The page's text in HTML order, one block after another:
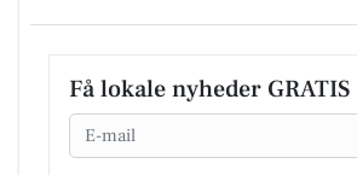
Få lokale nyheder GRATIS
Email